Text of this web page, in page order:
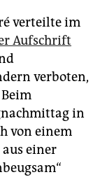
verteilte im
Aufschrift
verboten,
in
von einem
einer